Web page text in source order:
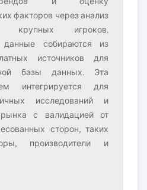
факторов через анализ
крупных игроков.
данные собираются из
источников для
базы данных. Эта
интегрируется для
исследований и
с валидацией от
сторон, таких
производители и